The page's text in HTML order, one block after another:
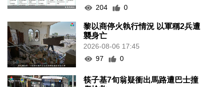
204
0
黎以商停火執行情況 以軍稱2兵遭
襲身亡
2026-08-06 17:45
97
0
筷子基7旬翁疑衝出馬路遭巴士撞